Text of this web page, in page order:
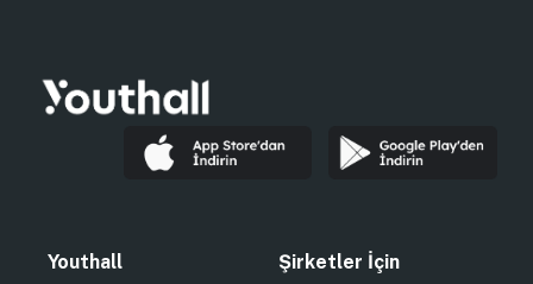
Youthall Şirketler İçin